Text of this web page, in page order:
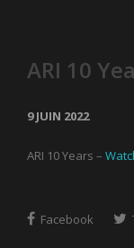
ARI 10
9 JUIN 2022
ARI 10 Years –
Facebook